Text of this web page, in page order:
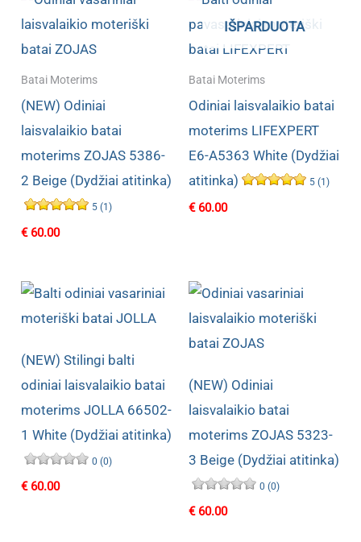
Batai Moterims
(NEW) Odiniai
laisvalaikio batai
moterims ZOJAS 5386-
2 Beige (Dydžiai atitinka)
5 (1)
€60.00
IŠPARDUOTA
Batai Moterims
Odiniai laisvalaikio batai
moterims LIFEXPERT
E6-A5363 White (Dydžiai
atitinka)
5 (1)
€60.00
(NEW) Stilingi balti
odiniai laisvalaikio batai
moterims JOLLA 66502-
1 White (Dydžiai atitinka)
0 (0)
€60.00
(NEW) Odiniai
laisvalaikio batai
moterims ZOJAS 5323-
3 Beige (Dydžiai atitinka)
0 (0)
€60.00